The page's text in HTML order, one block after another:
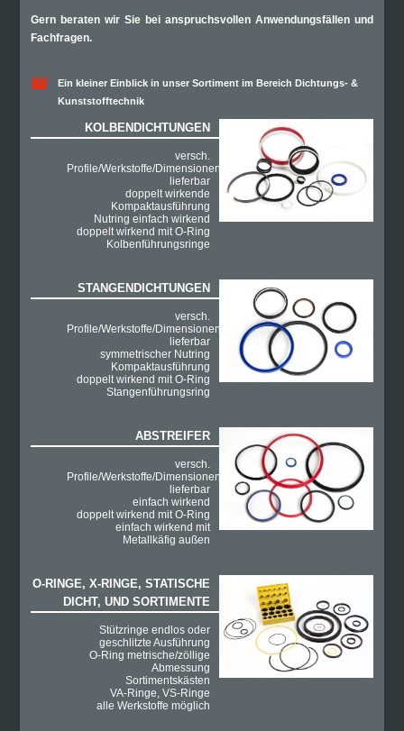
Gern beraten wir Sie bei anspruchsvollen Anwendungsfällen und
Fachfragen.
Ein kleiner Einblick in unser Sortiment im Bereich Dichtungs- &
Kunststofftechnik
KOLBENDICHTUNGEN
versch.
Profile/Werkstoffe/Dimensionen
lieferbar
doppelt wirkende
Kompaktausführung
Nutring einfach wirkend
doppelt wirkend mit O-Ring
Kolbenführungsringe
STANGENDICHTUNGEN
versch.
Profile/Werkstoffe/Dimensionen
lieferbar
symmetrischer Nutring
Kompaktausführung
doppelt wirkend mit O-Ring
Stangenführungsring
ABSTREIFER
versch.
Profile/Werkstoffe/Dimensionen
lieferbar
einfach wirkend
doppelt wirkend mit O-Ring
einfach wirkend mit
Metallkäfig außen
O-RINGE, X-RINGE, STATISCHE
DICHT, UND SORTIMENTE
Stützringe endlos oder
geschlitzte Ausführung
O-Ring metrische/zöllige
Abmessung
Sortimentskästen
VA-Ringe, VS-Ringe
alle Werkstoffe möglich